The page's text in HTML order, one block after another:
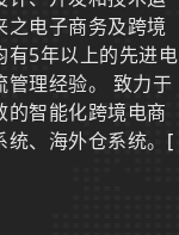
之电子商务及跨境
有5年以上的先进电
管理经验。 致力于
的智能化跨境电商
、海外仓系统。 [